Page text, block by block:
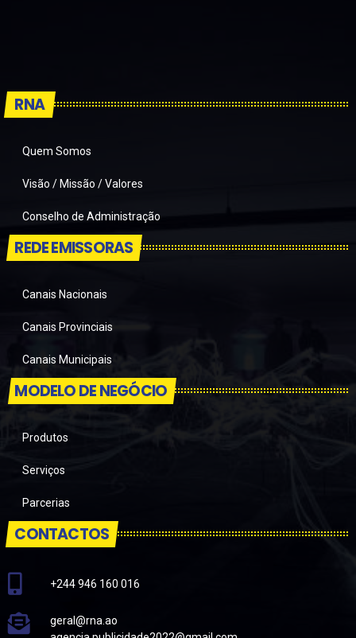
RNA
Quem Somos
Visão / Missão / Valores
Conselho de Administração
REDE EMISSORAS
Canais Nacionais
Canais Provinciais
Canais Municipais
MODELO DE NEGÓCIO
Produtos
Serviços
Parcerias
CONTACTOS
+244 946 160 016
geral@rna.ao